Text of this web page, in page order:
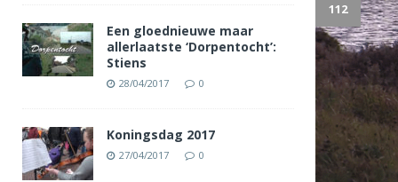
112
Een gloednieuwe maar
allerlaatste ‘Dorpentocht’:
Stiens
28/04/2017 0
Koningsdag 2017
27/04/2017 0